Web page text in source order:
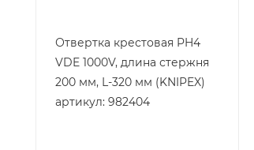
Отвертка крестовая PH4
VDE 1000V, длина стержня
200 мм, L-320 мм (KNIPEX)
артикул: 982404